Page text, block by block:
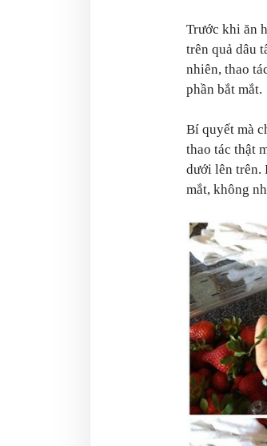
Trước khi ăn
trên quả dâu
nhiên, thao
phần bắt mắt.
Bí quyết mà
thao tác thật
dưới lên trên.
mắt, không